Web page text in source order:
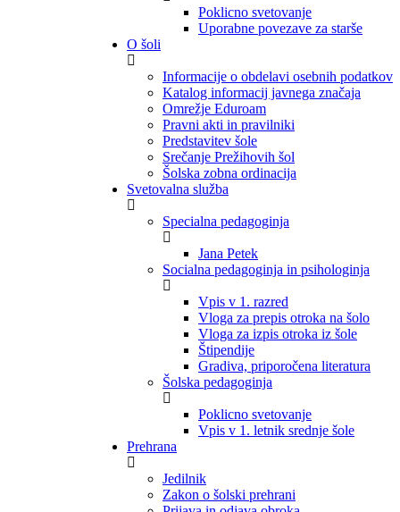
Poklicno svetovanje
Uporabne povezave za starše
O šoli
Informacije o obdelavi osebnih podatkov
Katalog informacij javnega značaja
Omrežje Eduroam
Pravni akti in pravilniki
Predstavitev šole
Srečanje Prežihovih šol
Šolska zobna ordinacija
Svetovalna služba
Specialna pedagoginja
Jana Petek
Socialna pedagoginja in psihologinja
Vpis v 1. razred
Vloga za prepis otroka na šolo
Vloga za izpis otroka iz šole
Štipendije
Gradiva, priporočena literatura
Šolska pedagoginja
Poklicno svetovanje
Vpis v 1. letnik srednje šole
Prehrana
Jedilnik
Zakon o šolski prehrani